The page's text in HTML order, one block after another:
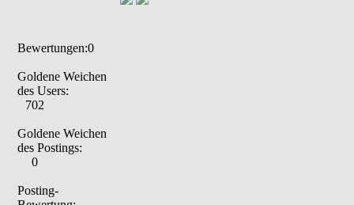
Bewertungen:0
Goldene Weichen
des Users:
702
Goldene Weichen
des Postings:
0
Posting-